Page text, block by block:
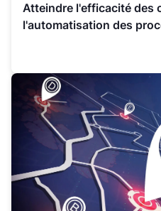
Atteindre l'efficacité des
l'automatisation des